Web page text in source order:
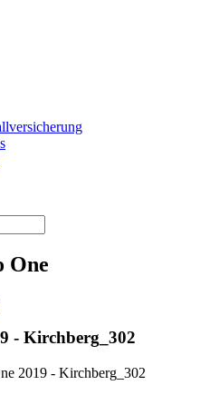
One
- Kirchberg_302